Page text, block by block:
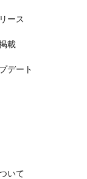
ース
載
デート
いて